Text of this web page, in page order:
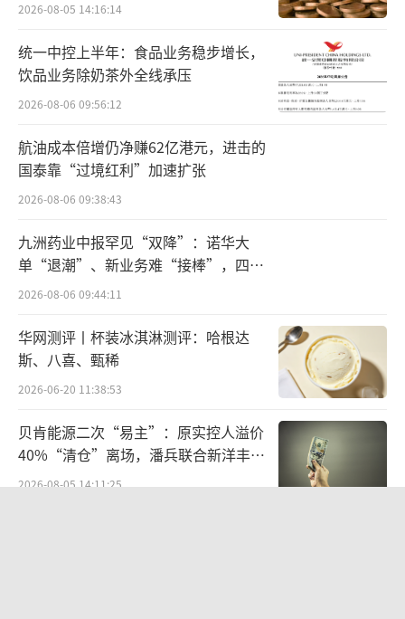
鼎胜新材的主营业务，说起来不复杂——把
铝锭压成薄片。
但这家公司把这件事做到了极致。从2003
镇江、浙江杭州、内蒙古通辽三大国内基地，
外加泰国及欧洲两处海外工厂，铝箔产品的市
特别是在电池铝箔这个细分领域，公司更
是全球产销量最大的制造商，客户名单几乎覆
G新能源、三星SDI、亿纬锂能等……在电池铝
箔这个圈子里，鼎胜新材是绕不开的名字。
有券商预测，2025年电池铝箔预计出货量2
0.8万吨，同比高增48%；传统包装箔和空调箔
合计约35万吨，始终保持稳定。
2026-08-05 14:16:14
统一中控上半年：食品业务稳步增长，
饮品业务除奶茶外全线承压
2026-08-06 09:56:12
航油成本倍增仍净赚62亿港元，进击的
国泰靠“过境红利”加速扩张
2026-08-06 09:38:43
九洲药业中报罕见“双降”：诺华大
单“退潮”、新业务难“接棒”，四大
难关待闯
2026-08-06 09:44:11
华网测评丨杯装冰淇淋测评：哈根达
斯、八喜、甄稀
2026-06-20 11:38:53
贝肯能源二次“易主”：原实控人溢价
40%“清仓”离场，潘兵联合新洋丰、
宏科百世拟入主
2026-08-05 14:11:25